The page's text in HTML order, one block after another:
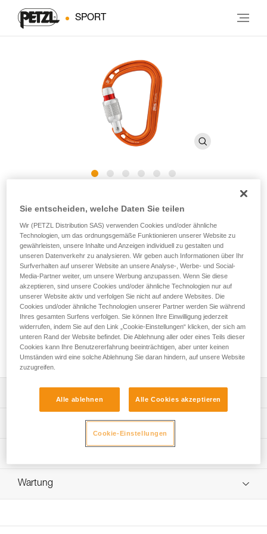
SPORT
ROCHA
Birnenförmiger, ultrakompakter und ultraleichter
Karabiner mit Schraubverschluss
Mit ROCHA Gewicht beim Klettern sparen! Dieser
birnenförmige, ultrakompakte und ultraleichte Karabiner ist
ideal zum Einsatz in Mehrseillängen oder beim Bergsteigen,
wo es auf jedes Gramm ankommt. Mit seinen 45 Gramm und
dem H-förmigen Querschnitt bietet er ein optimales
Verhältnis von Bruchlast und Gewicht. Er ist mit dem
Verriegelungssystem SCREW-LOCK ausgestattet und
einfach zu bedienen.
Birnenförmiger, ultraleichter und ultrakompakter
Verhältnis von Bruchlast und Gewicht.
- Das sehr kompakte Design ist ideal für
Mehrseillängenrouten und beim Bergsteigen, wo jedes
Gramm zählt.
Technische Spezifikationen
Material: Aluminium
Zertifizierung(en): CE EN 12275 type H, UIAA
Zugrundeliegende Spezifikationen
Das PDF herunterladen technical-notice-locking-
carabiners-2
Das PDF herunterladen UE-Declaration-M027AA-ROCHA
Wartung
procedure-DE
Sie entscheiden, welche Daten Sie teilen
Wir (PETZL Distribution SAS) verwenden Cookies und/oder ähnliche
Technologien, um das ordnungsgemäße Funktionieren unserer Website zu
gewährleisten, unsere Inhalte und Anzeigen individuell zu gestalten und
unseren Datenverkehr zu analysieren. Wir geben auch Informationen über Ihr
Surfverhalten auf unserer Website an unsere Analyse-, Werbe- und Social-
Media-Partner weiter, um unsere Werbung anzupassen. Wenn Sie diese
akzeptieren, sind unsere Cookies und/oder ähnliche Technologien nur auf
unserer Website aktiv und verfolgen Sie nicht auf andere Websites. Die
Cookies und/oder ähnliche Technologien unserer Partner werden Sie während
Ihres gesamten Surfens verfolgen. Sie können Ihre Einwilligung jederzeit
widerrufen, indem Sie auf den Link „Cookie-Einstellungen“ klicken, der sich am
unteren Rand der Website befindet. Die Ablehnung aller oder eines Teils dieser
Cookies kann Ihre Benutzererfahrung beeinträchtigen, aber unter keinen
Umständen wird eine solche Ablehnung Sie daran hindern, auf unsere Website
zuzugreifen.
Alle ablehnen Alle Cookies akzeptieren
Cookie-Einstellungen